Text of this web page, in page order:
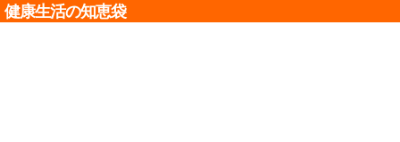
健康生活の知恵袋